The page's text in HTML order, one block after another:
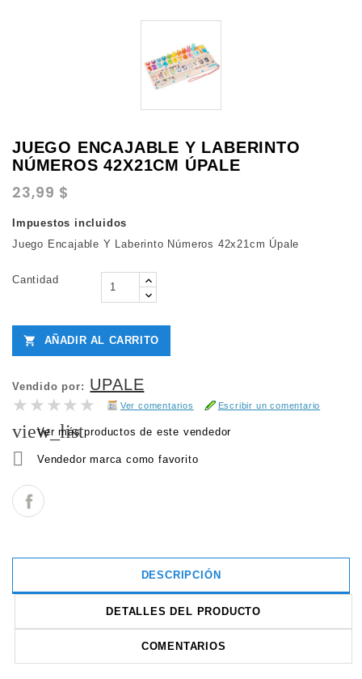
JUEGO ENCAJABLE Y LABERINTO
NÚMEROS 42X21CM ÚPALE
23,99 $
Impuestos incluidos
Juego Encajable Y Laberinto Números 42x21cm Úpale
Cantidad
 AÑADIR AL CARRITO
Vendido por: UPALE
★★★★★
★★★★★ Ver comentarios Escribir un comentario
view_list
Ver más productos de este vendedor
 Vendedor marca como favorito
DESCRIPCIÓN
DETALLES DEL PRODUCTO
COMENTARIOS